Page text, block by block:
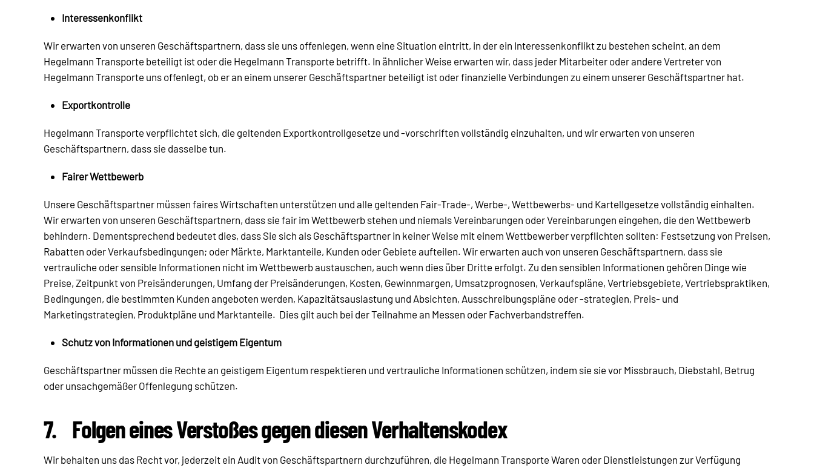
Interessenkonflikt
Wir erwarten von unseren Geschäftspartnern, dass sie uns offenlegen, wenn eine Situation eintritt, in der ein Interessenkonflikt zu bestehen scheint, an dem
Hegelmann Transporte beteiligt ist oder die Hegelmann Transporte betrifft. In ähnlicher Weise erwarten wir, dass jeder Mitarbeiter oder andere Vertreter von
Hegelmann Transporte uns offenlegt, ob er an einem unserer Geschäftspartner beteiligt ist oder finanzielle Verbindungen zu einem unserer Geschäftspartner hat.
Exportkontrolle
Hegelmann Transporte verpflichtet sich, die geltenden Exportkontrollgesetze und -vorschriften vollständig einzuhalten, und wir erwarten von unseren
Geschäftspartnern, dass sie dasselbe tun.
Fairer Wettbewerb
Unsere Geschäftspartner müssen faires Wirtschaften unterstützen und alle geltenden Fair-Trade-, Werbe-, Wettbewerbs- und Kartellgesetze vollständig einhalten.
Wir erwarten von unseren Geschäftspartnern, dass sie fair im Wettbewerb stehen und niemals Vereinbarungen oder Vereinbarungen eingehen, die den Wettbewerb
behindern. Dementsprechend bedeutet dies, dass Sie sich als Geschäftspartner in keiner Weise mit einem Wettbewerber verpflichten sollten: Festsetzung von Preisen,
Rabatten oder Verkaufsbedingungen; oder Märkte, Marktanteile, Kunden oder Gebiete aufteilen. Wir erwarten auch von unseren Geschäftspartnern, dass sie
vertrauliche oder sensible Informationen nicht im Wettbewerb austauschen, auch wenn dies über Dritte erfolgt. Zu den sensiblen Informationen gehören Dinge wie
Preise, Zeitpunkt von Preisänderungen, Umfang der Preisänderungen, Kosten, Gewinnmargen, Umsatzprognosen, Verkaufspläne, Vertriebsgebiete, Vertriebspraktiken,
Bedingungen, die bestimmten Kunden angeboten werden, Kapazitätsauslastung und Absichten, Ausschreibungspläne oder -strategien, Preis- und
Marketingstrategien, Produktpläne und Marktanteile. Dies gilt auch bei der Teilnahme an Messen oder Fachverbandstreffen.
Schutz von Informationen und geistigem Eigentum
Geschäftspartner müssen die Rechte an geistigem Eigentum respektieren und vertrauliche Informationen schützen, indem sie sie vor Missbrauch, Diebstahl, Betrug
oder unsachgemäßer Offenlegung schützen.
7. Folgen eines Verstoßes gegen diesen Verhaltenskodex
Wir behalten uns das Recht vor, jederzeit ein Audit von Geschäftspartnern durchzuführen, die Hegelmann Transporte Waren oder Dienstleistungen zur Verfügung